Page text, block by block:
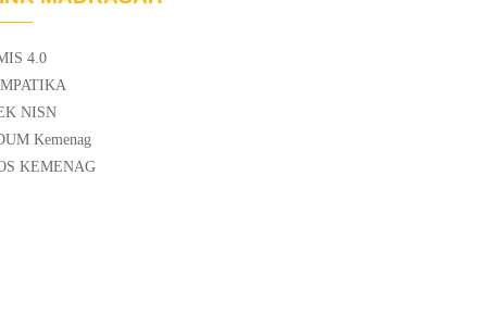
4.0
NISN
Kemenag
KEMENAG